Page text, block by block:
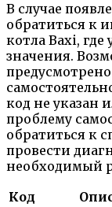
В случае
обратиться к
котла Baxi,
значения.
код не указан
проблему
обратиться к
провести
необходимый
Код